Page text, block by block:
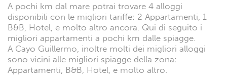
A pochi km dal mare potrai trovare 4 alloggi
disponibili con le migliori tariffe: 2 Appartamenti, 1
B&B, Hotel, e molto altro ancora. Qui di seguito i
migliori appartamenti a pochi km dalle spiagge.
A Cayo Guillermo, inoltre molti dei migliori alloggi
sono vicini alle migliori spiagge della zona:
Appartamenti, B&B, Hotel, e molto altro.